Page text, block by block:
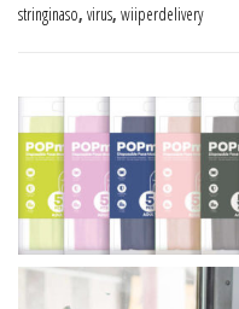
stringinaso, virus, wiiperdelivery